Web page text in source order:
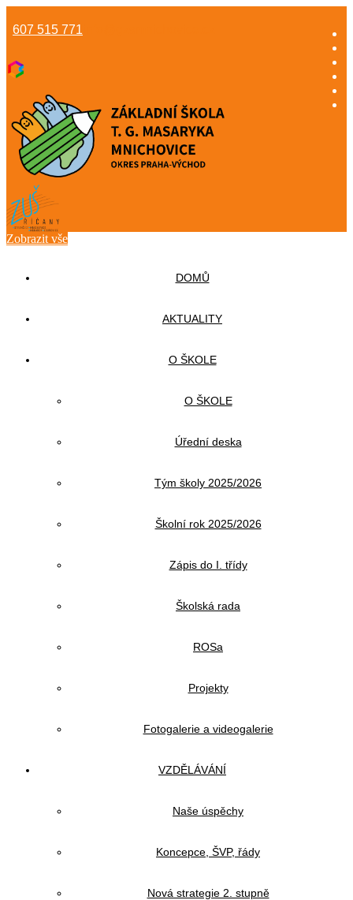
607 515 771
Zobrazit vše
DOMŮ
AKTUALITY
O ŠKOLE
O ŠKOLE
Úřední deska
Tým školy 2025/2026
Školní rok 2025/2026
Zápis do I. třídy
Školská rada
ROSa
Projekty
Fotogalerie a videogalerie
VZDĚLÁVÁNÍ
Naše úspěchy
Koncepce, ŠVP, řády
Nová strategie 2. stupně